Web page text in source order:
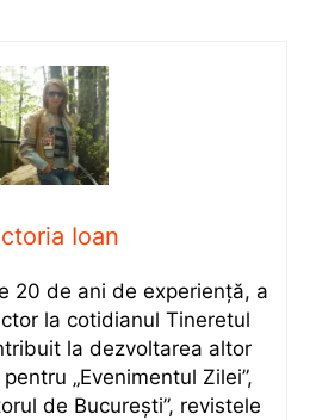
Ioan
20 de ani de experiență, a
la cotidianul Tineretul
la dezvoltarea altor
„Evenimentul Zilei”,
de București”, revistele